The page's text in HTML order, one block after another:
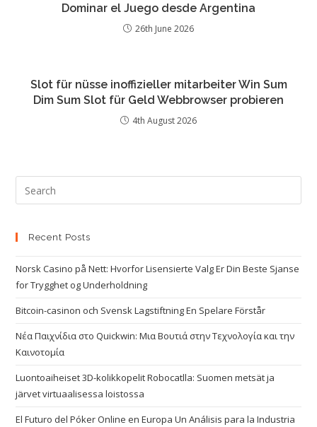
Dominar el Juego desde Argentina
26th June 2026
Slot für nüsse inoffizieller mitarbeiter Win Sum
Dim Sum Slot für Geld Webbrowser probieren
4th August 2026
Recent Posts
Norsk Casino på Nett: Hvorfor Lisensierte Valg Er Din Beste Sjanse
for Trygghet og Underholdning
Bitcoin-casinon och Svensk Lagstiftning En Spelare Förstår
Νέα Παιχνίδια στο Quickwin: Μια Βουτιά στην Τεχνολογία και την
Καινοτομία
Luontoaiheiset 3D-kolikkopelit Robocatlla: Suomen metsät ja
järvet virtuaalisessa loistossa
El Futuro del Póker Online en Europa Un Análisis para la Industria